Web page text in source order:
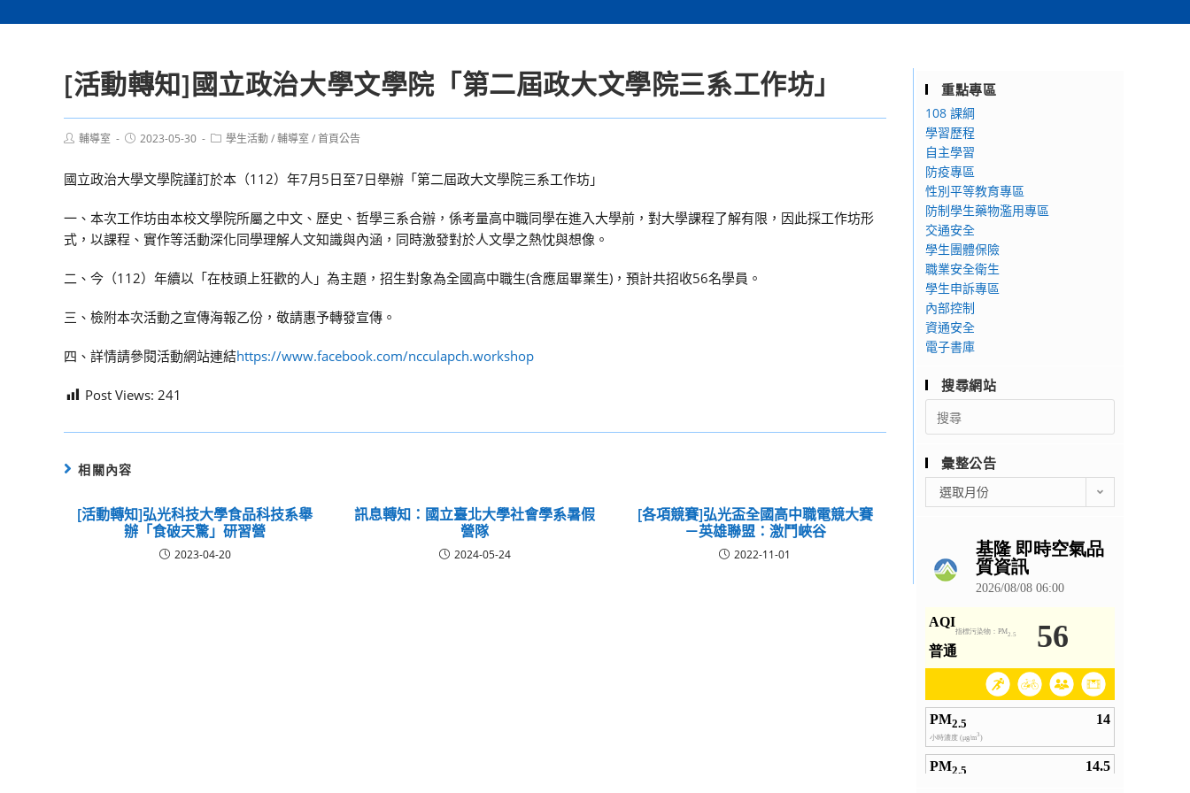
[活動轉知]國立政治大學文學院「第二屆政大文學院三系工作坊」
Post輔導室
Post2023-05-30
Post學生活動/輔導室 /首頁公告
國立政治大學文學院謹訂於本（112）年7月5日至7日舉辦「第二屆政大文學院三系工作坊」
一、本次工作坊由本校文學院所屬之中文、歷史、哲學三系合辦，係考量高中職同學在進入大學前，對大學課程了解有限，因此採工作坊形
式，以課程、實作等活動深化同學理解人文知識與內涵，同時激發對於人文學之熱忱與想像。
二、今（112）年續以「在枝頭上狂歡的人」為主題，招生對象為全國高中職生(含應屆畢業生)，預計共招收56名學員。
三、檢附本次活動之宣傳海報乙份，敬請惠予轉發宣傳。
四、詳情請參閱活動網站連結https://www.facebook.com/ncculapch.workshop
Post Views: 241
相關內容
[活動轉知]弘光科技大學食品科技系舉
辦「食破天驚」研習營
2023-04-20
訊息轉知：國立臺北大學社會學系暑假
營隊
2024-05-24
[各項競賽]弘光盃全國高中職電競大賽
－英雄聯盟：激鬥峽谷
2022-11-01
重點專區
108 課綱
學習歷程
自主學習
防疫專區
性別平等教育專區
防制學生藥物濫用專區
交通安全
學生團體保險
職業安全衛生
學生申訴專區
內部控制
資通安全
電子書庫
搜尋網站
Search
for:
彙整公告
整
選取月份